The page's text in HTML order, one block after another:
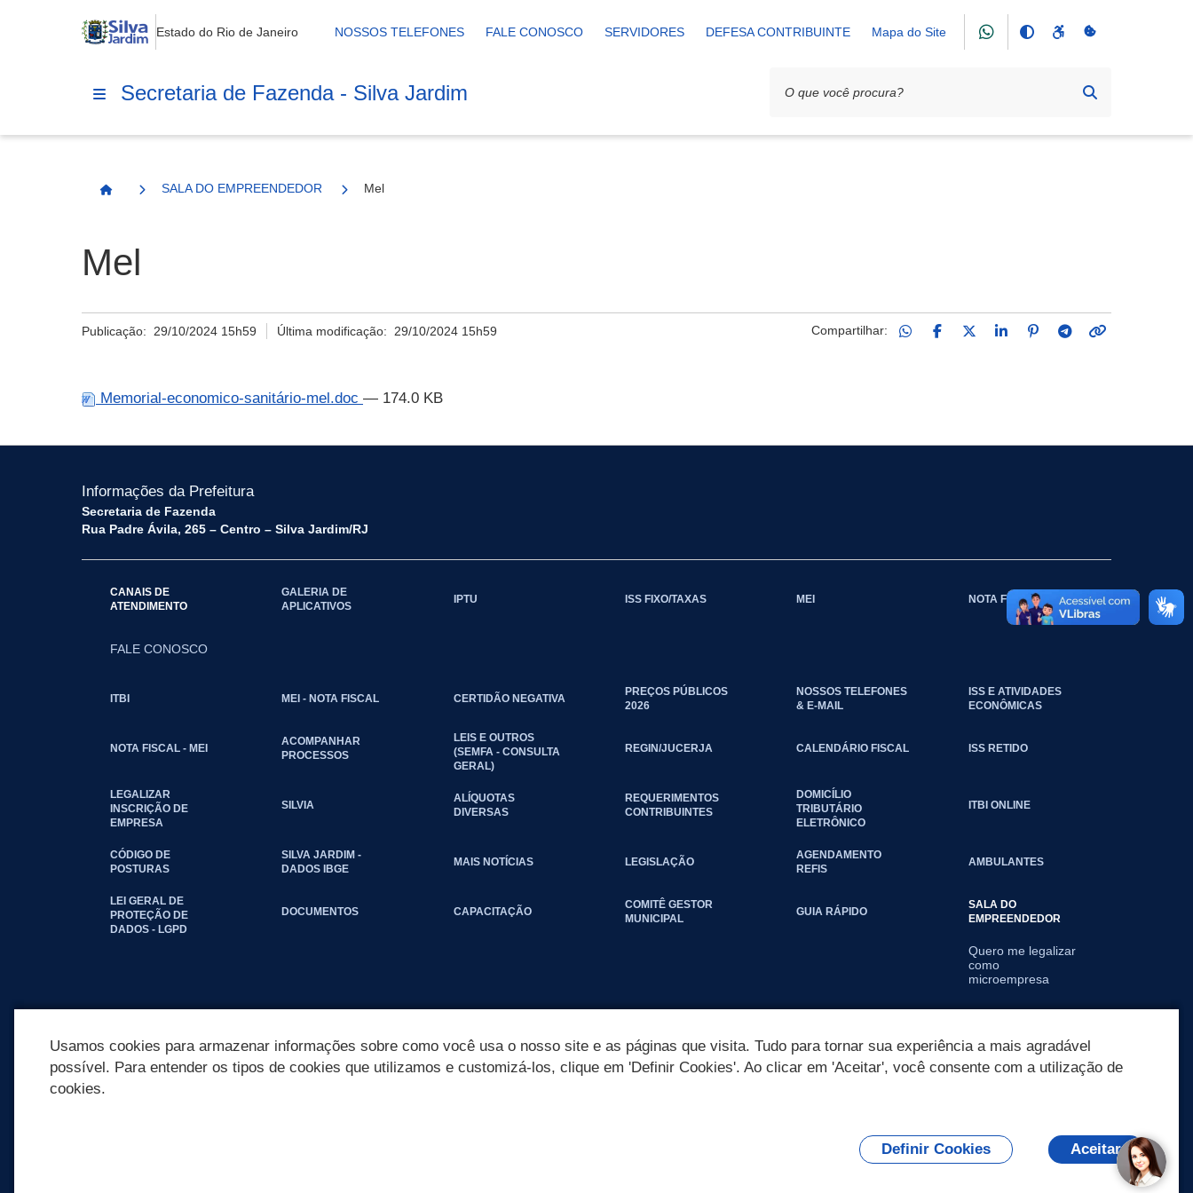
Estado do Rio de Janeiro NOSSOS TELEFONES FALE CONOSCO SERVIDORES DEFESA CONTRIBUINTE Mapa do Site
Secretaria de Fazenda - Silva Jardim
Página Inicial
SALA DO EMPREENDEDOR Mel
Mel
Publicação: 29/10/2024 15h59 Última modificação: 29/10/2024 15h59 Compartilhar:
Memorial-economico-sanitário-mel.doc — 174.0 KB
Informações da Prefeitura
Secretaria de Fazenda
Rua Padre Ávila, 265 – Centro – Silva Jardim/RJ
CANAIS DE
ATENDIMENTO
FALE CONOSCO
GALERIA DE
APLICATIVOS
IPTU ISS FIXO/TAXAS MEI NOTA FISCAL
ITBI MEI - NOTA FISCAL CERTIDÃO NEGATIVA
PREÇOS PÚBLICOS
2026
NOSSOS TELEFONES
& E-MAIL
ISS E ATIVIDADES
ECONÔMICAS
NOTA FISCAL - MEI
ACOMPANHAR
PROCESSOS
LEIS E OUTROS
(SEMFA - CONSULTA
GERAL)
REGIN/JUCERJA CALENDÁRIO FISCAL ISS RETIDO
LEGALIZAR
INSCRIÇÃO DE
EMPRESA
SILVIA
ALÍQUOTAS
DIVERSAS
REQUERIMENTOS
CONTRIBUINTES
DOMICÍLIO
TRIBUTÁRIO
ELETRÔNICO
ITBI ONLINE
CÓDIGO DE
POSTURAS
SILVA JARDIM -
DADOS IBGE
MAIS NOTÍCIAS LEGISLAÇÃO
AGENDAMENTO
REFIS
AMBULANTES
LEI GERAL DE
PROTEÇÃO DE
DADOS - LGPD
DOCUMENTOS CAPACITAÇÃO
COMITÊ GESTOR
MUNICIPAL
GUIA RÁPIDO
SALA DO
EMPREENDEDOR
Quero me legalizar
como
microempresa
Usamos cookies para armazenar informações sobre como você usa o nosso site e as páginas que visita. Tudo para tornar sua experiência a mais agradável
possível. Para entender os tipos de cookies que utilizamos e customizá-los, clique em 'Definir Cookies'. Ao clicar em 'Aceitar', você consente com a utilização de
cookies.
Definir Cookies Aceitar